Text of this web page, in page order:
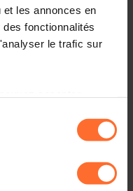
les annonces en
fonctionnalités
le trafic sur
nécessaires au
des différents
« Détails » ci-
ainsi que
entrepreneurs
héros, mais en